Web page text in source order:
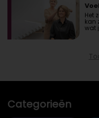
Het
kan
wat
Categorieën